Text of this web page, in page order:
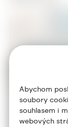
Abychom
soubory
souhlasem i
webových